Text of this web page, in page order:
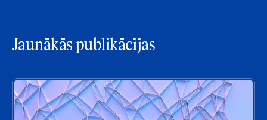
Jaunākās publikācijas